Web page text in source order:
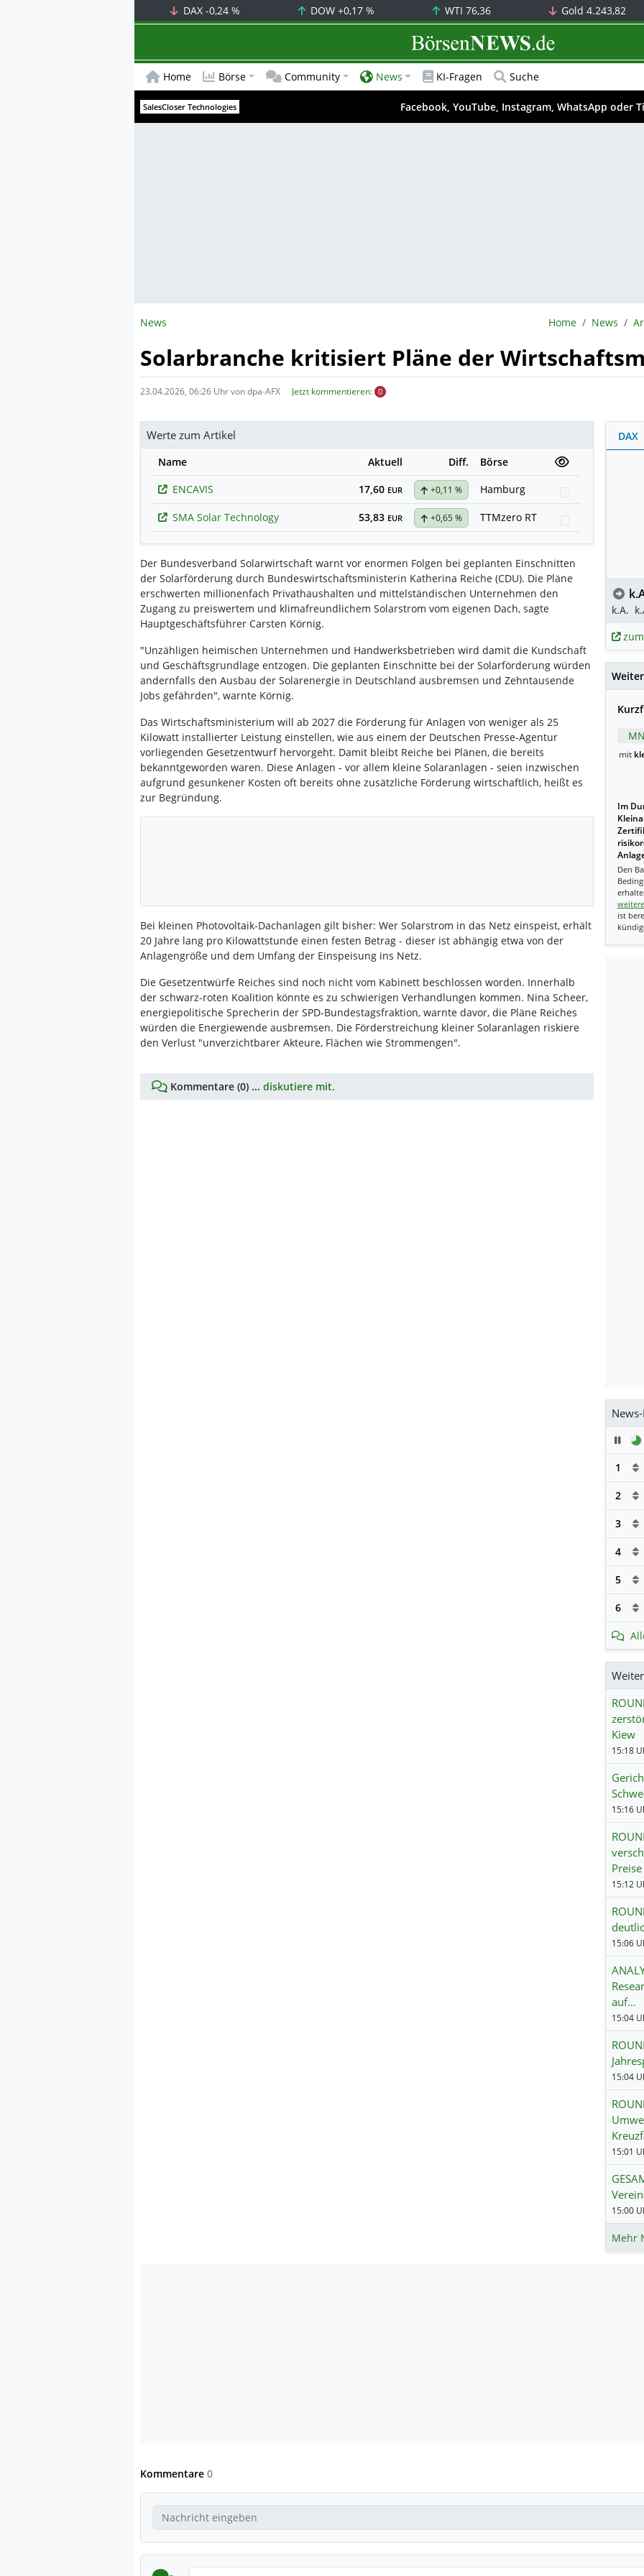
DAX -0,24 % DOW+0,17 % WTI76,36 Gold4.243,82
BörsenNEWS.de
Home Börse Community News KI-Fragen Suche
SalesCloser Technologies Facebook, YouTube, Instagram, WhatsApp oder
News BörsenNEWS.de
Home News
Solarbranche kritisiert Pläne der
23.04.2026, 06:26 Uhr von dpa-AFX Jetzt kommentieren: 0
Werte zum Artikel
Name Aktuell Diff.
Börse
ENCAVIS
17,60 EUR +0,11 % Hamburg
SMA Solar Technology
53,83 EUR +0,65 % TTMzero RT
Der Bundesverband Solarwirtschaft warnt vor enormen Folgen bei geplanten Einschnitten
der Solarförderung durch Bundeswirtschaftsministerin Katherina Reiche (CDU). Die Pläne
erschwerten millionenfach Privathaushalten und mittelständischen Unternehmen den
Zugang zu preiswertem und klimafreundlichem Solarstrom vom eigenen Dach, sagte
Hauptgeschäftsführer Carsten Körnig.
"Unzähligen heimischen Unternehmen und Handwerksbetrieben wird damit die Kundschaft
und Geschäftsgrundlage entzogen. Die geplanten Einschnitte bei der Solarförderung würden
andernfalls den Ausbau der Solarenergie in Deutschland ausbremsen und Zehntausende
Jobs gefährden", warnte Körnig.
Das Wirtschaftsministerium will ab 2027 die Förderung für Anlagen von weniger als 25
Kilowatt installierter Leistung einstellen, wie aus einem der Deutschen Presse-Agentur
vorliegenden Gesetzentwurf hervorgeht. Damit bleibt Reiche bei Plänen, die bereits
bekanntgeworden waren. Diese Anlagen - vor allem kleine Solaranlagen - seien inzwischen
aufgrund gesunkener Kosten oft bereits ohne zusätzliche Förderung wirtschaftlich, heißt es
zur Begründung.
Bei kleinen Photovoltaik-Dachanlagen gilt bisher: Wer Solarstrom in das Netz einspeist, erhält
20 Jahre lang pro Kilowattstunde einen festen Betrag - dieser ist abhängig etwa von der
Anlagengröße und dem Umfang der Einspeisung ins Netz.
Die Gesetzentwürfe Reiches sind noch nicht vom Kabinett beschlossen worden. Innerhalb
der schwarz-roten Koalition könnte es zu schwierigen Verhandlungen kommen. Nina Scheer,
energiepolitische Sprecherin der SPD-Bundestagsfraktion, warnte davor, die Pläne Reiches
würden die Energiewende ausbremsen. Die Förderstreichung kleiner Solaranlagen riskiere
den Verlust "unverzichtbarer Akteure, Flächen wie Strommengen".
Kommentare (0) ... diskutiere mit.
DAX
k.A.
mit
Im
Den
ist
1
2
3
4
5
6
Kiew
15:18
15:16
15:12
15:06
auf…
15:04
15:04
15:01
15:00
Mehr
Kommentare 0